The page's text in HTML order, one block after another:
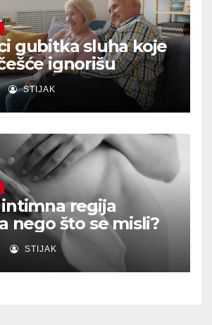
gubitka sluha koje
ignorišu
STIJAK
regija
nego što se misli?
STIJAK